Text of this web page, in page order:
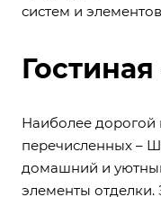
систем и
Наиболее дорогой
перечисленных –
домашний и
элементы отделки.